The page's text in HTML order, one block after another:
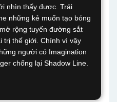
nhìn thấy được. Trái
những kẻ muốn tạo bóng
rộng tuyến đường sắt
trị thế giới. Chính vì vậy
người có Imagination
chống lại Shadow Line.